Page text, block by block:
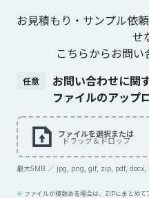
お見積もり・サンプル依
せ
こちらからお問い
任意
お問い合わせに関
ファイルのアップ
ファイルを選択または
ドラッグ＆ドロップ
最大5MB ／ jpg, png, gif, zip, pdf, docx,
ファイルが複数ある場合は、ZIPにまとめて